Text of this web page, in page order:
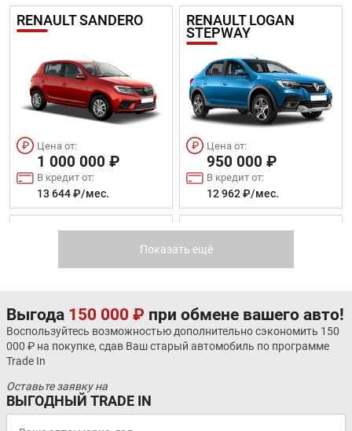
RENAULT SANDERO
Цена от:
1 000 000 ₽
В кредит от:
13 644 ₽/мес.
RENAULT LOGAN
STEPWAY
Цена от:
950 000 ₽
В кредит от:
12 962 ₽/мес.
ZOTYE COUPA
Цена от:
941 500 ₽
В кредит от:
12 846 ₽/мес.
SKODA RAPID
Показать ещё
Выгода 150 000 ₽ при обмене вашего авто!
Воспользуйтесь возможностью дополнительно сэкономить 150
000 ₽ на покупке, сдав Ваш старый автомобиль по программе
Trade In
Оставьте заявку на
ВЫГОДНЫЙ TRADE IN